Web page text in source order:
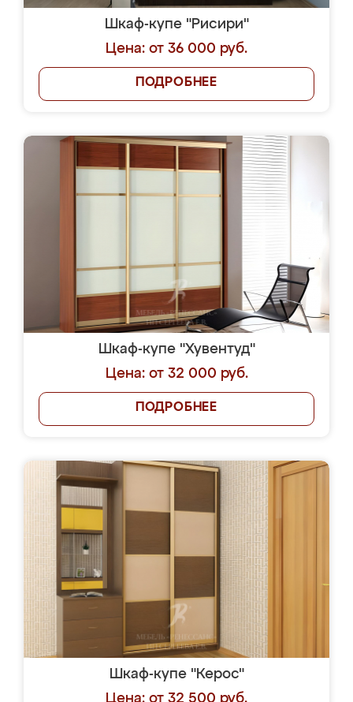
Шкаф-купе "Рисири"
Цена: от 36 000 руб.
ПОДРОБНЕЕ
Шкаф-купе "Хувентуд"
Цена: от 32 000 руб.
ПОДРОБНЕЕ
Шкаф-купе "Керос"
Цена: от 32 500 руб.